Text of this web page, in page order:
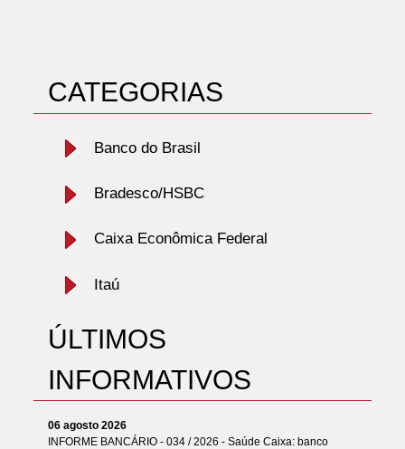
CATEGORIAS
Banco do Brasil
Bradesco/HSBC
Caixa Econômica Federal
Itaú
ÚLTIMOS
INFORMATIVOS
06 agosto 2026
INFORME BANCÁRIO - 034 / 2026 - Saúde Caixa: banco